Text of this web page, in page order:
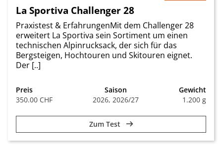
La Sportiva Challenger 28
Praxistest & ErfahrungenMit dem Challenger 28
erweitert La Sportiva sein Sortiment um einen
technischen Alpinrucksack, der sich für das
Bergsteigen, Hochtouren und Skitouren eignet.
Der [..]
Preis
350.00 CHF
Saison
2026, 2026/27
Gewicht
1.200 g
Zum Test